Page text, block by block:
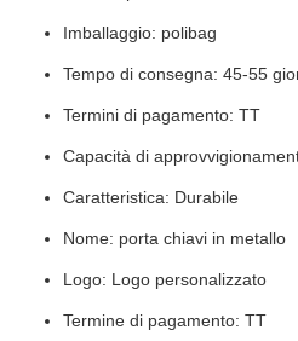
Imballaggio: polibag
Tempo di consegna: 45-55
Termini di pagamento: TT
Capacità di
Caratteristica: Durabile
Nome: porta chiavi in metallo
Logo: Logo personalizzato
Termine di pagamento: TT